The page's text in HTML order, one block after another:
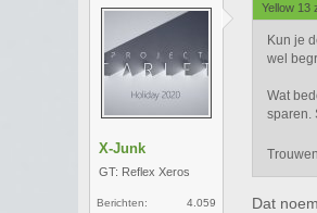
X-Junk
GT: Reflex Xeros
Berichten:
4.059
Yellow 13
Kun je
wel
Wat
sparen.
Dat